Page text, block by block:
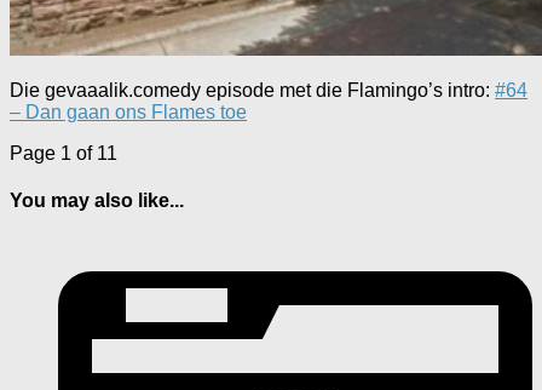
Die gevaaalik.comedy episode met die Flamingo’s intro: #64
– Dan gaan ons Flames toe
Page 1 of 11
You may also like...